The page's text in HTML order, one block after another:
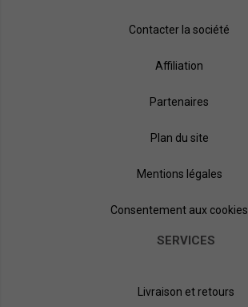
Contacter la société
Affiliation
Partenaires
Plan du site
Mentions légales
Consentement aux cookies
SERVICES
Livraison et retours